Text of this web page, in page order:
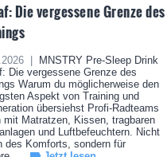
Die vergessene Grenze des
|
MNSTRY Pre-Sleep Drink
Die vergessene Grenze des
Warum du möglicherweise den
Aspekt von Training und
übersiehst Profi-Radteams
mit Matratzen, Kissen, tragbaren
und Luftbefeuchtern. Nicht
des Komforts, sondern für